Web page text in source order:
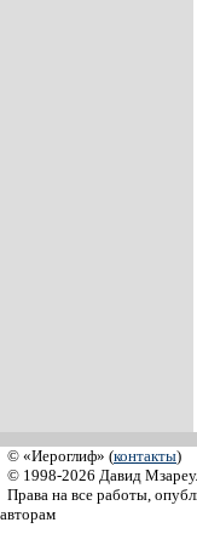
© «Иероглиф» (контакты)
© 1998-2026 Давид
Права на все работы,
авторам